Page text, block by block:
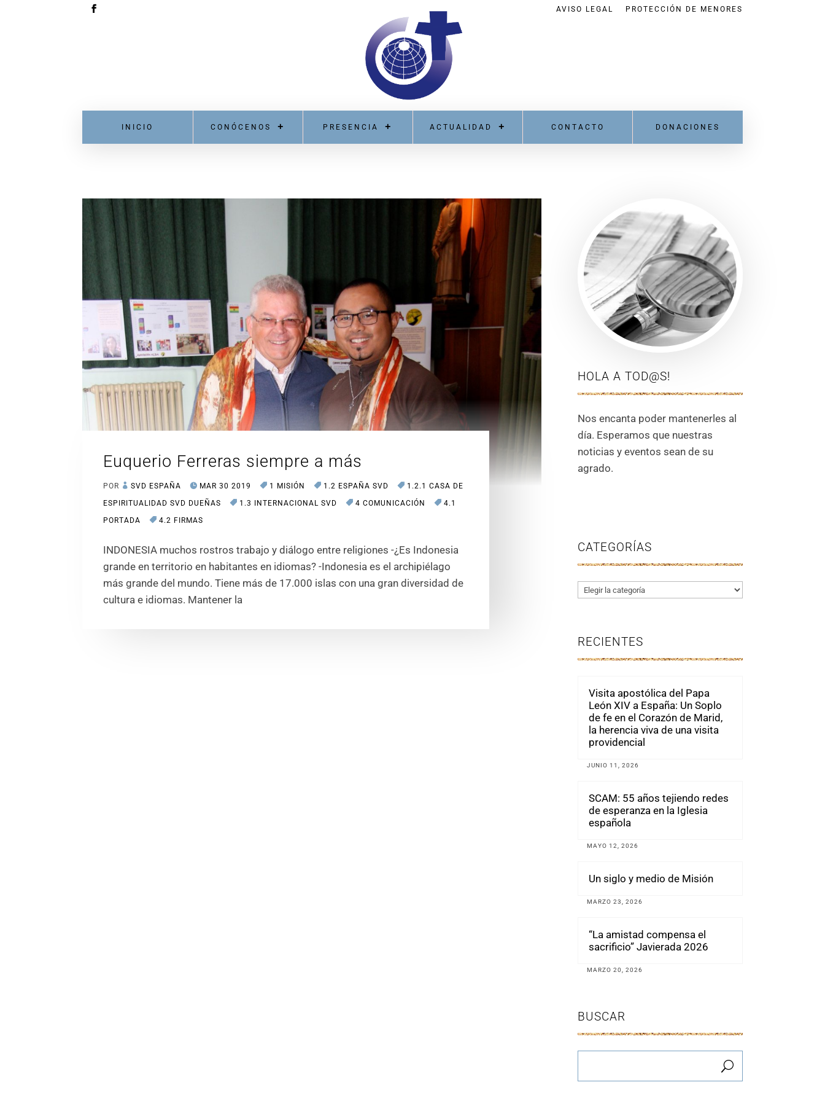
AVISO LEGAL PROTECCIÓN DE MENORES
INICIO CONÓCENOS PRESENCIA ACTUALIDAD CONTACTO DONACIONES
Euquerio Ferreras siempre a más
POR SVD ESPAÑA MAR 30 2019 1 MISIÓN 1.2 ESPAÑA SVD
1.2.1 CASA DE
ESPIRITUALIDAD SVD DUEÑAS
1.3 INTERNACIONAL SVD 4 COMUNICACIÓN
4.1
PORTADA
4.2 FIRMAS
INDONESIA muchos rostros trabajo y diálogo entre religiones -¿Es Indonesia
grande en territorio en habitantes en idiomas? -Indonesia es el archipiélago
más grande del mundo. Tiene más de 17.000 islas con una gran diversidad de
cultura e idiomas. Mantener la
HOLA A TOD@S!
Nos encanta poder mantenerles al
día. Esperamos que nuestras
noticias y eventos sean de su
agrado.
CATEGORÍAS
Categorías
RECIENTES
Visita apostólica del Papa
León XIV a España: Un Soplo
de fe en el Corazón de Marid,
la herencia viva de una visita
providencial
JUNIO 11, 2026
SCAM: 55 años tejiendo redes
de esperanza en la Iglesia
española
MAYO 12, 2026
Un siglo y medio de Misión
MARZO 23, 2026
“La amistad compensa el
sacrificio” Javierada 2026
MARZO 20, 2026
BUSCAR